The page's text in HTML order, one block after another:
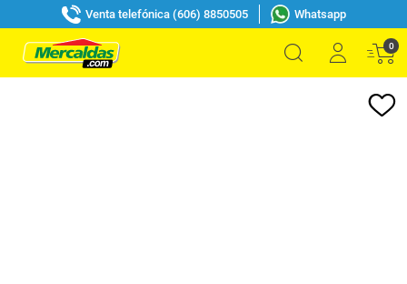
Venta telefónica (606) 8850505 Whatsapp
0